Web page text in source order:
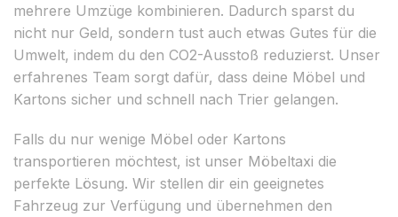
mehrere Umzüge kombinieren. Dadurch sparst du
nicht nur Geld, sondern tust auch etwas Gutes für die
Umwelt, indem du den CO2-Ausstoß reduzierst. Unser
erfahrenes Team sorgt dafür, dass deine Möbel und
Kartons sicher und schnell nach Trier gelangen.
Falls du nur wenige Möbel oder Kartons
transportieren möchtest, ist unser Möbeltaxi die
perfekte Lösung. Wir stellen dir ein geeignetes
Fahrzeug zur Verfügung und übernehmen den